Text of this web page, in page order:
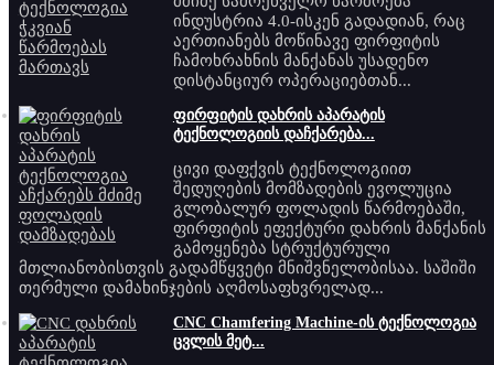
ინდუსტრია 4.0-ისკენ გადადიან, რაც
აერთიანებს მოწინავე ფირფიტის
ჩამოხრახნის მანქანას უსადენო
დისტანციურ ოპერაციებთან...
ფირფიტის დახრის აპარატის
ტექნოლოგიის დაჩქარება...
ცივი დაფქვის ტექნოლოგიით
შედუღების მომზადების ევოლუცია
გლობალურ ფოლადის წარმოებაში,
ფირფიტის ეფექტური დახრის მანქანის
გამოყენება სტრუქტურული
მთლიანობისთვის გადამწყვეტი მნიშვნელობისაა. საშიში
თერმული დამახინჯების აღმოსაფხვრელად...
CNC Chamfering Machine-ის ტექნოლოგია
ცვლის მეტ...